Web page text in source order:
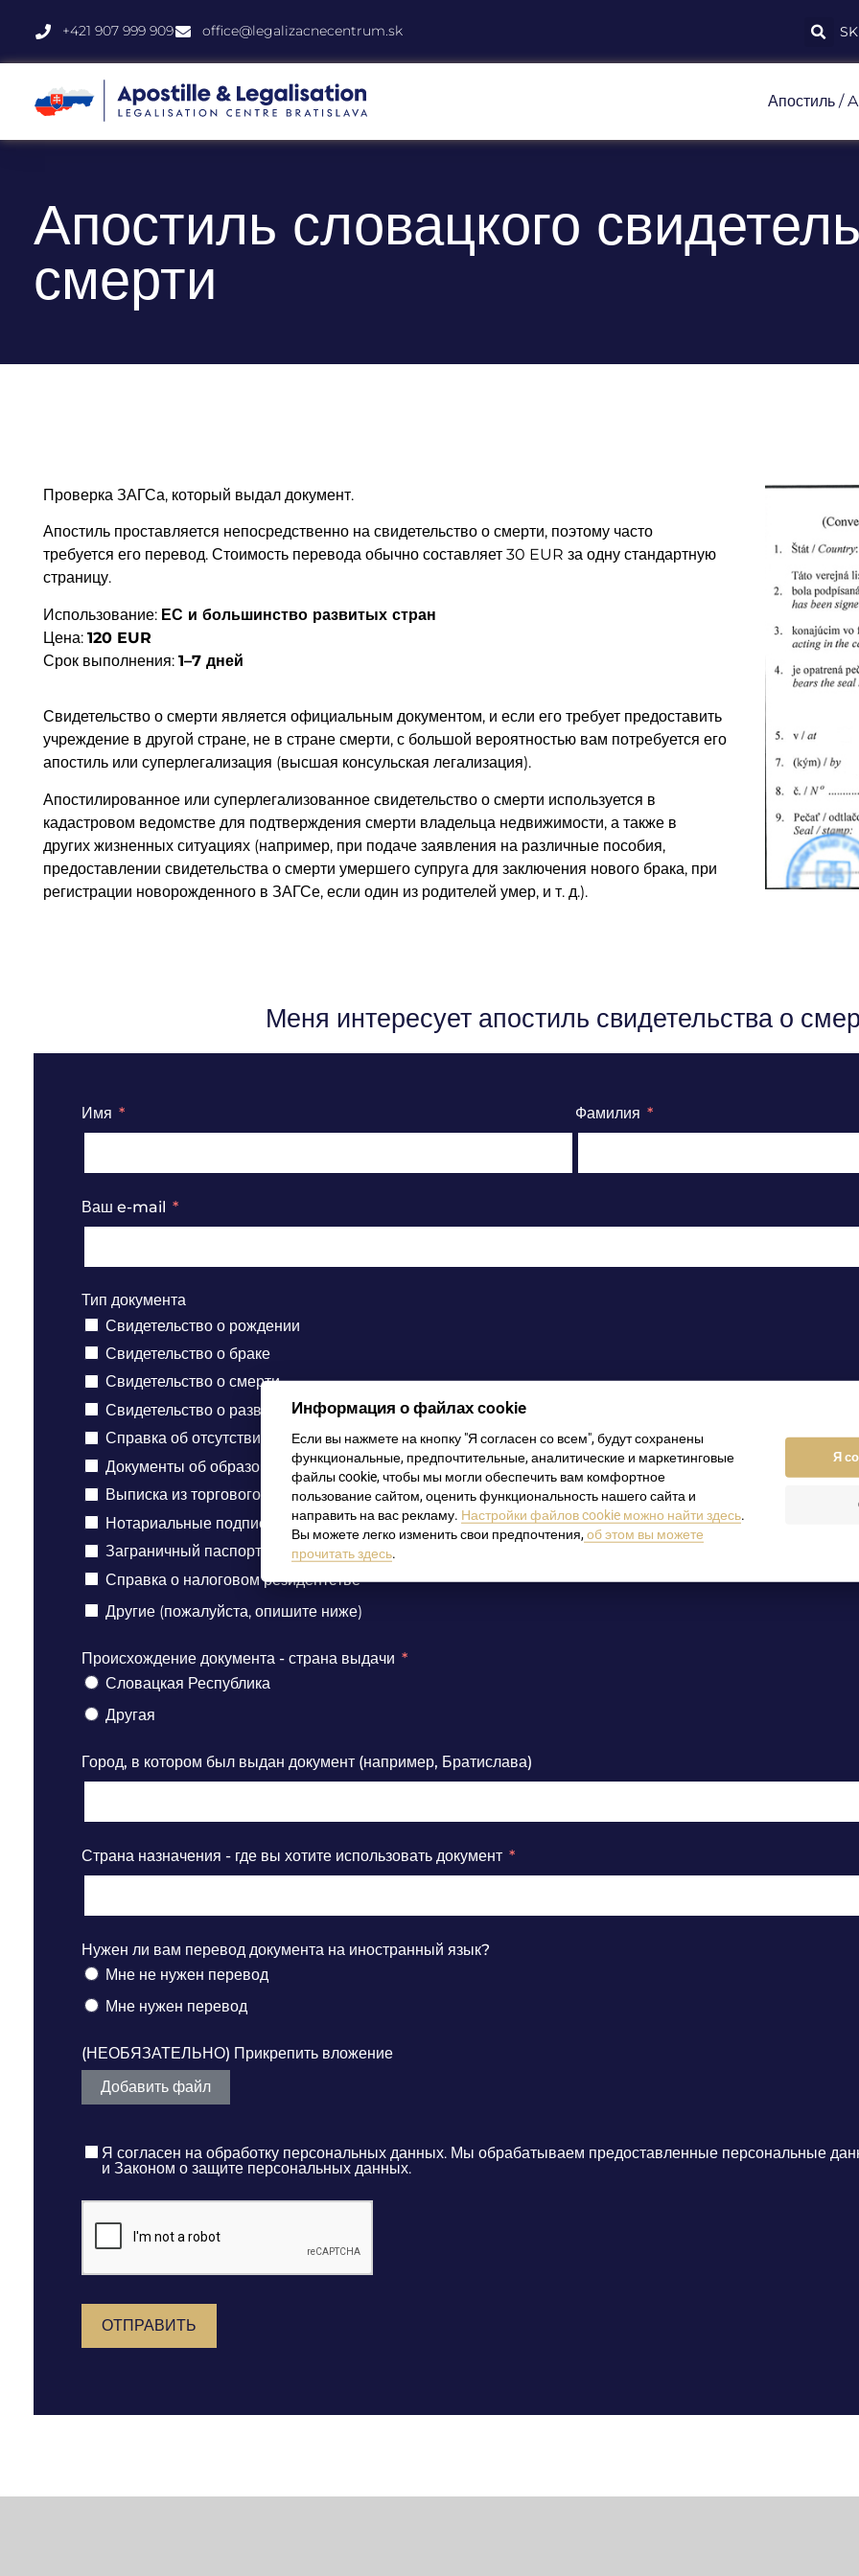
+421 907 999 909 office@legalizacnecentrum.sk SK
Апостиль /
Апостиль словацкого
смерти
Проверка ЗАГСа, который выдал документ.
Апостиль проставляется непосредственно на свидетельство о смерти, поэтому часто
требуется его перевод. Стоимость перевода обычно составляет 30 EUR за одну стандартную
страницу.
Использование: ЕС и большинство развитых стран
Цена: 120 EUR
Срок выполнения: 1–7 дней
Свидетельство о смерти является официальным документом, и если его требует предоставить
учреждение в другой стране, не в стране смерти, с большой вероятностью вам потребуется его
апостиль или суперлегализация (высшая консульская легализация).
Апостилированное или суперлегализованное свидетельство о смерти используется в
кадастровом ведомстве для подтверждения смерти владельца недвижимости, а также в
других жизненных ситуациях (например, при подаче заявления на различные пособия,
предоставлении свидетельства о смерти умершего супруга для заключения нового брака, при
регистрации новорожденного в ЗАГСе, если один из родителей умер, и т. д.).
Меня интересует апостиль свидетельства о
Имя Фамилия
Ваш e-mail
Тип документа
Свидетельство о рождении
Свидетельство о браке
Свидетельство о смерти
Свидетельство о разводе
Справка об отсутствии/наличии судимости
Документы об образовании (дипломы, приложения, аттестаты)
Выписка из торгового реестра, лицензия на торговлю
Нотариальные подписи (доверенности, заявления под честное слово, договоры)
Заграничный паспорт / Внутренний паспорт
Справка о налоговом резидентстве
Другие (пожалуйста, опишите ниже)
Происхождение документа - страна выдачи
Словацкая Республика
Другая
Город, в котором был выдан документ (например, Братислава)
Страна назначения - где вы хотите использовать документ
Нужен ли вам перевод документа на иностранный язык?
Мне не нужен перевод
Мне нужен перевод
(НЕОБЯЗАТЕЛЬНО) Прикрепить вложение
Добавить файл
Я согласен на обработку персональных данных. Мы обрабатываем предоставленные персональные
и Законом о защите персональных данных.
ОТПРАВИТЬ
Информация о файлах cookie
Если вы нажмете на кнопку "Я согласен со всем", будут сохранены
функциональные, предпочтительные, аналитические и маркетинговые
файлы cookie, чтобы мы могли обеспечить вам комфортное
пользование сайтом, оценить функциональность нашего сайта и
направить на вас рекламу. Настройки файлов cookie можно найти здесь.
Вы можете легко изменить свои предпочтения,об этом вы можете
прочитать здесь.
Я